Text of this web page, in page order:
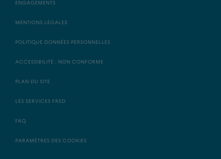
ENGAGEMENTS
MENTIONS LÉGALES
POLITIQUE DONNÉES PERSONNELLES
ACCESSIBILITÉ : NON CONFORME
PLAN DU SITE
LES SERVICES FRED
FAQ
PARAMÈTRES DES COOKIES